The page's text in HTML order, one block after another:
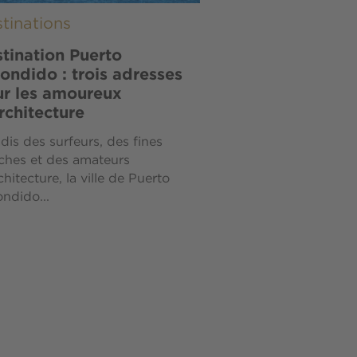
Puerto
: trois adresses
les amoureux
des surfeurs, des fines
et des amateurs
la ville de Puerto